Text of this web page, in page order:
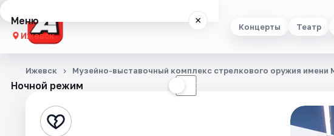
Концерты Театр
Меню ×
Ижевск
Концерты
Стендап
Ночной режим ☾
Ижевск Музейно-выставочный комплекс стрелкового оружия имени